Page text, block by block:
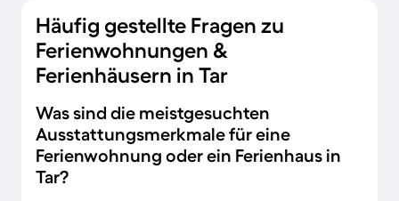
Häufig gestellte Fragen zu
Ferienwohnungen &
Ferienhäusern in Tar
Was sind die meistgesuchten
Ausstattungsmerkmale für eine
Ferienwohnung oder ein Ferienhaus in
Tar?